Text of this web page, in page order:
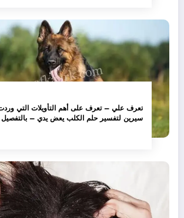
تعرف علي – تعرف على أهم التأويلات التي
سيرين لتفسير حلم الكلب يعض يدي – بالتفصيل